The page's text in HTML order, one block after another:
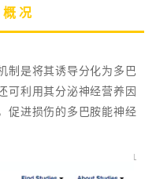
况
制是将其诱导分化为多巴
可利用其分泌神经营养因
促进损伤的多巴胺能神经